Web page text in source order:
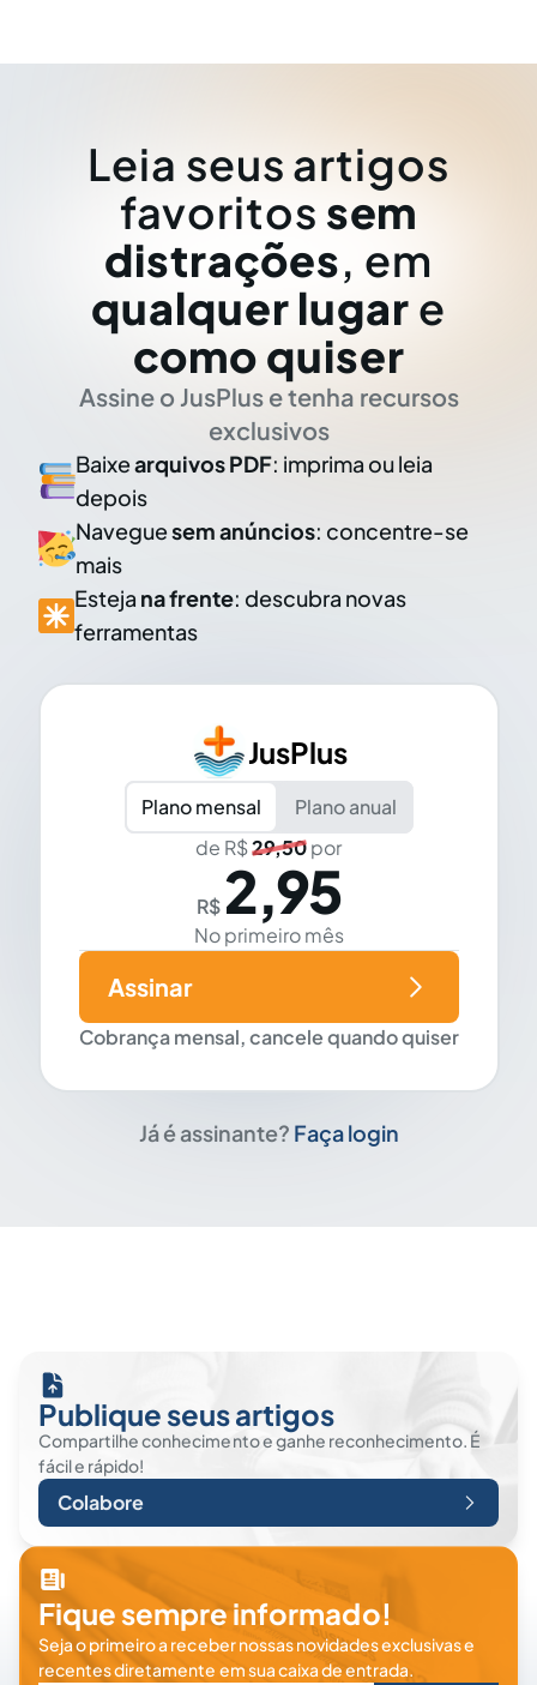
Leia seus artigos
favoritos sem
distrações, em
qualquer lugar e
como quiser
Assine o JusPlus e tenha recursos
exclusivos
Baixearquivos PDF: imprima ou leia
depois
Naveguesem anúncios: concentre-se
mais
Esteja na frente: descubra novas
ferramentas
JusPlus
Plano mensal
Plano anual
de R$29,50por
R$ 2,95
No primeiro mês
Cobrança mensal, cancele quando quiser
Assinar
Já é assinante? Faça login
Publique seus artigos
Compartilhe conhecimento e ganhe reconhecimento. É
fácil e rápido!
Colabore
Fique sempre informado!
Seja o primeiro a receber nossas novidades exclusivas e
recentes diretamente em sua caixa de entrada.